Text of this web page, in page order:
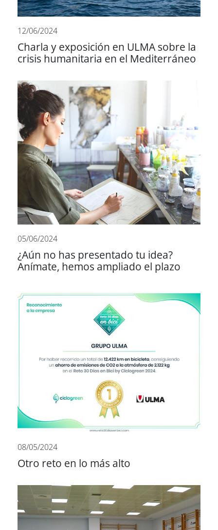
12/06/2024
Charla y exposición en ULMA sobre la
crisis humanitaria en el Mediterráneo
05/06/2024
¿Aún no has presentado tu idea?
Anímate, hemos ampliado el plazo
08/05/2024
Otro reto en lo más alto